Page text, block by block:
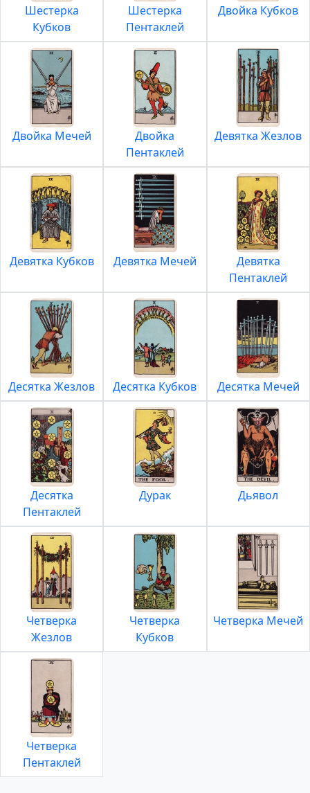
Шестерка
Кубков
Шестерка
Пентаклей
Двойка Кубков
Двойка Мечей
Двойка
Пентаклей
Девятка Жезлов
Девятка Кубков Девятка Мечей
Девятка
Пентаклей
Десятка Жезлов Десятка Кубков Десятка Мечей
Десятка
Пентаклей
Дурак Дьявол
Четверка
Жезлов
Четверка
Кубков
Четверка Мечей
Четверка
Пентаклей